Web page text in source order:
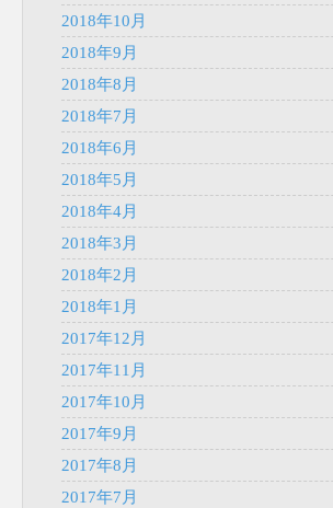
2018年10月
2018年9月
2018年8月
2018年7月
2018年6月
2018年5月
2018年4月
2018年3月
2018年2月
2018年1月
2017年12月
2017年11月
2017年10月
2017年9月
2017年8月
2017年7月